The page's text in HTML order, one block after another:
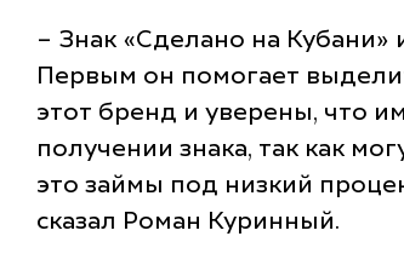
– Знак «Сделано на Кубани»
Первым он помогает
этот бренд и уверены, что
получении знака, так как
это займы под низкий
сказал Роман Куринный.